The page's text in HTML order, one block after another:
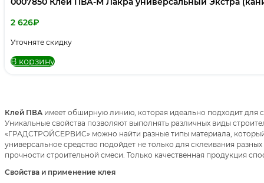
2 626₽
Уточняте скидку
В корзину
Клей ПВА имеет обширную линию, которая идеально подходит для
Уникальные свойства позволяют выполнять различных виды
«ГРАДСТРОЙСЕРВИС» можно найти разные типы материала,
универсальное средство подойдет не только для склеивания
прочности строительной смеси. Только качественная продукция
Свойства и применение клея